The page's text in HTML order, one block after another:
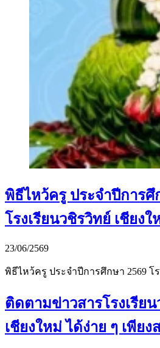
พิธีไหว้ครู ประจำปีการศึ
โรงเรียนวชิรวิทย์ เชียงใ
23/06/2569
พิธีไหว้ครู ประจำปีการศึกษา 2569 โ
ติดตามข่าวสารโรงเรีย
เชียงใหม่ ได้ง่าย ๆ เพียง